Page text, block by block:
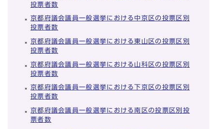
投票者数
京都府議会議員一般選挙における中京区の投票区別
投票者数
京都府議会議員一般選挙における東山区の投票区別
投票者数
京都府議会議員一般選挙における山科区の投票区別
投票者数
京都府議会議員一般選挙における下京区の投票区別
投票者数
京都府議会議員一般選挙における南区の投票区別投
票者数